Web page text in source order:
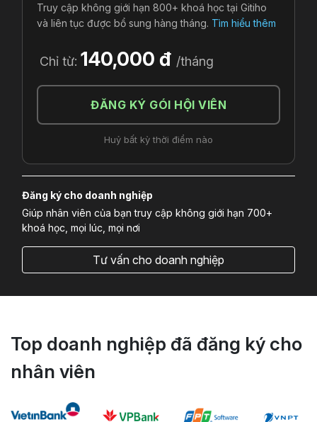
Truy cập không giới hạn 800+ khoá học tại Gitiho
và liên tục được bổ sung hàng tháng. Tìm hiểu thêm
Chỉ từ: 140,000 đ /tháng
ĐĂNG KÝ GÓI HỘI VIÊN
Huỷ bất kỳ thời điểm nào
Đăng ký cho doanh nghiệp
Giúp nhân viên của bạn truy cập không giới hạn 700+
khoá học, mọi lúc, mọi nơi
Tư vấn cho doanh nghiệp
Top doanh nghiệp đã đăng ký cho
nhân viên